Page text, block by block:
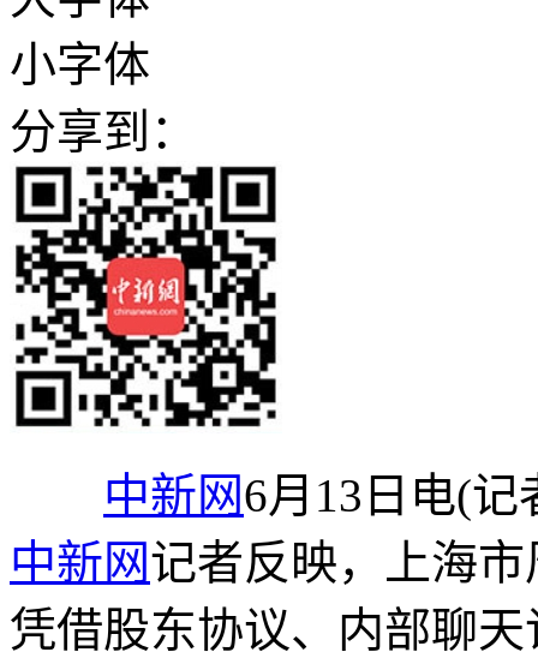
小字体
分享到：
中新网6月13日电(
中新网记者反映，上海
凭借股东协议、内部聊